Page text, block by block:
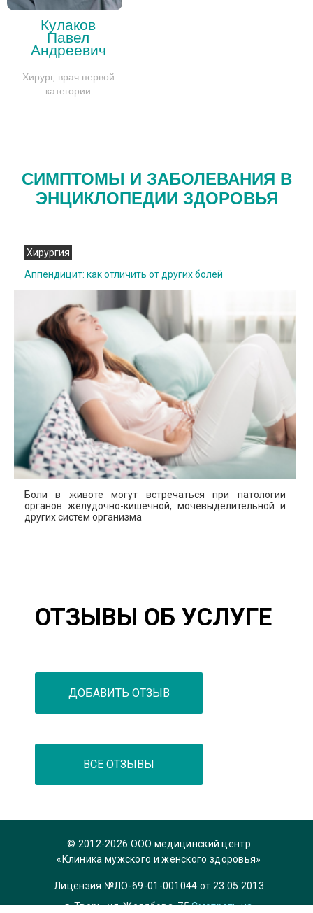
Кулаков
Павел
Андреевич
Хирург, врач первой
категории
СИМПТОМЫ И ЗАБОЛЕВАНИЯ В
ЭНЦИКЛОПЕДИИ ЗДОРОВЬЯ
Хирургия
Аппендицит: как отличить от других болей
Боли в животе могут встречаться при патологии
органов желудочно-кишечной, мочевыделительной и
других систем организма
ОТЗЫВЫ ОБ УСЛУГЕ
ДОБАВИТЬ ОТЗЫВ
ВСЕ ОТЗЫВЫ
© 2012-2026 ООО медицинский центр
«Клиника мужского и женского здоровья»
Лицензия №ЛО-69-01-001044 от 23.05.2013
г. Тверь, ул. Желябова, 75Смотреть на